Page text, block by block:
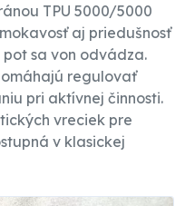
TPU 5000/5000
aj priedušnosť
sa von odvádza.
regulovať
pri aktívnej činnosti.
vreciek pre
v klasickej